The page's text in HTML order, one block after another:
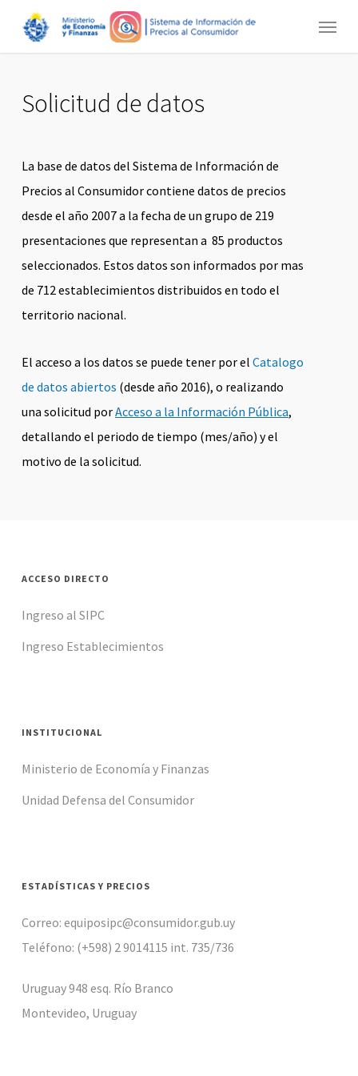
Menu
Solicitud de datos
La base de datos del Sistema de Información de
Precios al Consumidor contiene datos de precios
desde el año 2007 a la fecha de un grupo de 219
presentaciones que representan a 85 productos
seleccionados. Estos datos son informados por mas
de 712 establecimientos distribuidos en todo el
territorio nacional.
El acceso a los datos se puede tener por elCatalogo
de datos abiertos (desde año 2016), o realizando
una solicitud porAcceso a la Información Pública,
detallando el periodo de tiempo (mes/año) y el
motivo de la solicitud.
ACCESO DIRECTO
Ingreso al SIPC
Ingreso Establecimientos
INSTITUCIONAL
Ministerio de Economía y Finanzas
Unidad Defensa del Consumidor
ESTADÍSTICAS Y PRECIOS
Correo: equiposipc@consumidor.gub.uy
Teléfono: (+598) 2 9014115 int. 735/736
Uruguay 948 esq. Río Branco
Montevideo, Uruguay